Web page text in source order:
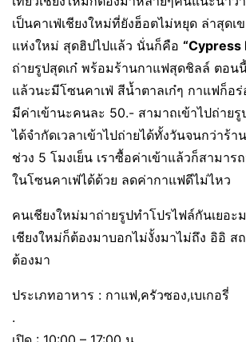
เป็นคาเฟ่เชียงใหม่ที่ยังฮ็อตไม่หยุด ล่าสุด
แห่งใหม่ สุดฮิปไปแล้ว นั่นก็คือ “Cypress
ถ่ายรูปสุดเก๋ พร้อมร้านกาแฟสุดชิลล์ ตอน
แล้วนะมีโซนคาเฟ่ สีน้ำตาลเก๋ๆ กาแฟก็อร่
มีค่าเข้านะคนละ 50.- สามาถเข้าไปถ่าย
ได้จำกัดเวลาเข้าไปถ่ายได้ทั้งวันจนกว่าร้า
ช่วง 5 โมงเย็น เราซื้อค่าเข้าแล้วก็สามาร
ในโซนคาเฟ่ได้ด้วย ลดค่ากาแฟดีไม่ไหว
คนเชียงใหม่มาถ่ายรูปทำโปรไฟล์กันเยอะ
เชียงใหม่ก็ต้องมาบอกไม่งั้งมาไม่ถึง อิอิ ส
ต้องมา
ประเภทอาหาร : กาแฟ,ครัวซอง,เบเกอรี่
.